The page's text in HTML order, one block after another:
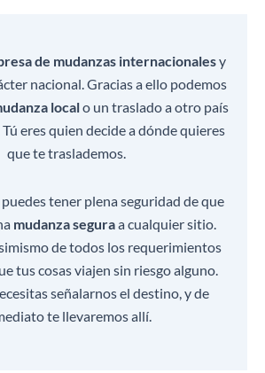
de mudanzas internacionalesy
nacional. Gracias a ello podemos
localo un traslado a otro país
eres quien decide a dónde quieres
que te traslademos.
tener plena seguridad de que
mudanza seguraa cualquier sitio.
de todos los requerimientos
tus cosas viajen sin riesgo alguno.
señalarnos el destino, y de
te llevaremos allí.